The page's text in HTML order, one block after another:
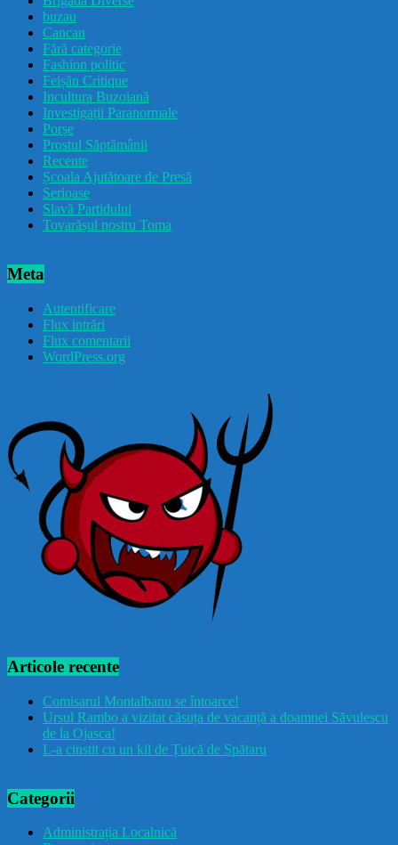
buzau
Cancan
Fără categorie
Fashion politic
Feișăn Critique
Incultura Buzoiană
Investigații Paranormale
Porșe
Prostul Săptămânii
Recente
Școala Ajutătoare de Presă
Serioase
Slavă Partidului
Tovarășul nostru Toma
Meta
Autentificare
Flux intrări
Flux comentarii
WordPress.org
Articole recente
Comisarul Montalbanu se întoarce!
Ursul Rambo a vizitat căsuța de vacanță a doamnei Săvulescu
de la Ojasca!
L-a cinstit cu un kil de Țuică de Spătaru
Categorii
Administrația Localnică